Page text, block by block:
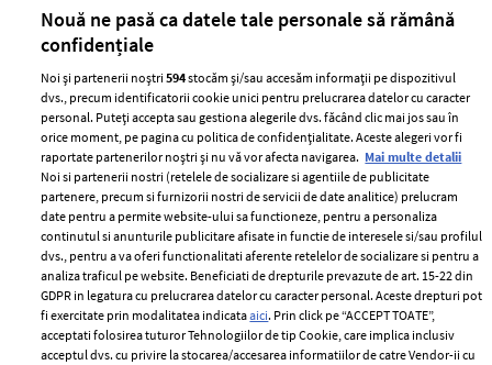
Cele mai citite
BEAUTY BEAUTY TIPS
7 uleiuri care stimulează creșterea rapidă a
părului
Nouă ne pasă ca datele tale personale să rămână
confidențiale
Noi și partenerii noștri594stocăm și/sau accesăm informații pe dispozitivul
dvs., precum identificatorii cookie unici pentru prelucrarea datelor cu caracter
personal. Puteți accepta sau gestiona alegerile dvs. făcând clic mai jos sau în
orice moment, pe pagina cu politica de confidențialitate. Aceste alegeri vor fi
raportate partenerilor noștri și nu vă vor afecta navigarea. Mai multe detalii
Noi si partenerii nostri (retelele de socializare si agentiile de publicitate
partenere, precum si furnizorii nostri de servicii de date analitice) prelucram
date pentru a permite website-ului sa functioneze, pentru a personaliza
continutul si anunturile publicitare afisate in functie de interesele si/sau profilul
dvs., pentru a va oferi functionalitati aferente retelelor de socializare si pentru a
analiza traficul pe website. Beneficiati de drepturile prevazute de art. 15-22 din
GDPR in legatura cu prelucrarea datelor cu caracter personal. Aceste drepturi pot
fi exercitate prin modalitatea indicataaici. Prin click pe “ACCEPT TOATE”,
acceptati folosirea tuturor Tehnologiilor de tip Cookie, care implica inclusiv
acceptul dvs. cu privire la stocarea/accesarea informatiilor de catre Vendor-ii cu